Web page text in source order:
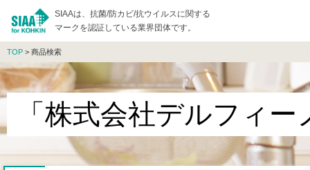
SIAAは、抗菌/防カビ/抗ウイルスに関する
マークを認証している業界団体です。
TOP > 商品検索
「株式会社デルフィ